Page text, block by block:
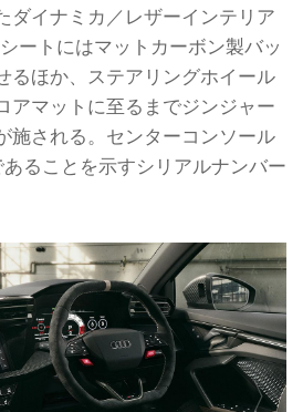
ダイナミカ／レザーインテリア
ートにはマットカーボン製バッ
るほか、ステアリングホイール
アマットに至るまでジンジャー
施される。センターコンソール
ることを示すシリアルナンバー